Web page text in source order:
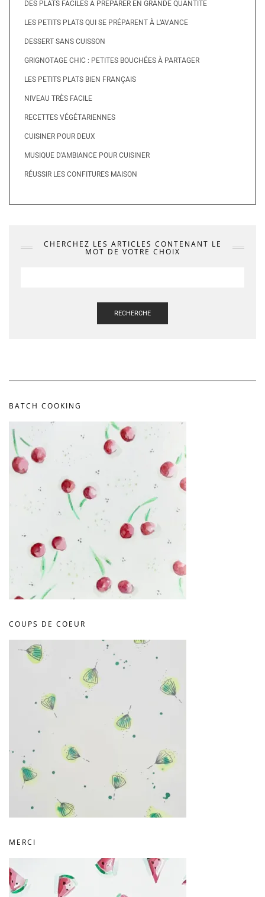
DES PLATS FACILES À PRÉPARER EN GRANDE QUANTITÉ
LES PETITS PLATS QUI SE PRÉPARENT À L’AVANCE
DESSERT SANS CUISSON
GRIGNOTAGE CHIC : PETITES BOUCHÉES À PARTAGER
LES PETITS PLATS BIEN FRANÇAIS
NIVEAU TRÈS FACILE
RECETTES VÉGÉTARIENNES
CUISINER POUR DEUX
MUSIQUE D’AMBIANCE POUR CUISINER
RÉUSSIR LES CONFITURES MAISON
CHERCHEZ LES ARTICLES CONTENANT LE
MOT DE VOTRE CHOIX
RECHERCHE
BATCH COOKING
COUPS DE COEUR
MERCI